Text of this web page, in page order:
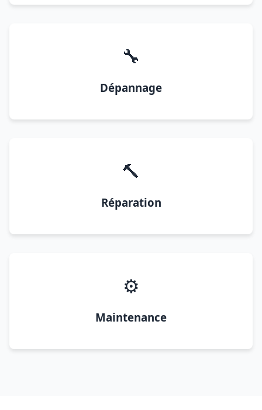
🔧
Dépannage
🔨
Réparation
⚙️
Maintenance